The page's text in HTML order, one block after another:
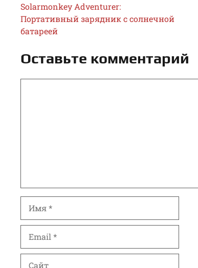
Solarmonkey Adventurer:
Портативный зарядник с солнечной
батареей
Оставьте комментарий